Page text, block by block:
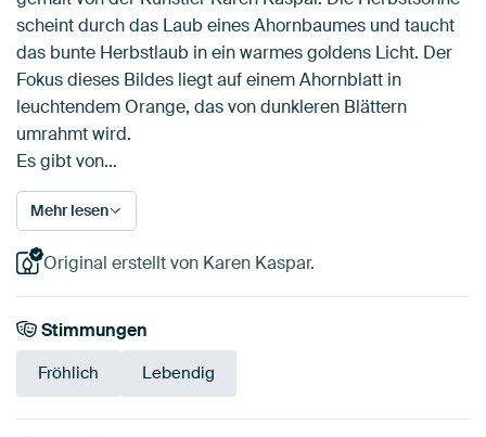
scheint durch das Laub eines Ahornbaumes und taucht
das bunte Herbstlaub in ein warmes goldens Licht. Der
Fokus dieses Bildes liegt auf einem Ahornblatt in
leuchtendem Orange, das von dunkleren Blättern
umrahmt wird.
Es gibt von…
Mehr lesen
Original erstellt von Karen Kaspar.
Stimmungen
Fröhlich Lebendig